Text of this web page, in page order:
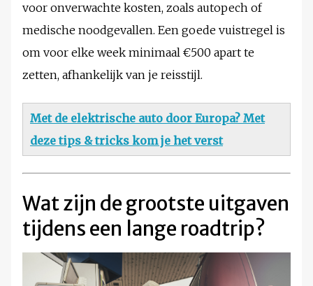
voor onverwachte kosten, zoals autopech of
medische noodgevallen. Een goede vuistregel is
om voor elke week minimaal €500 apart te
zetten, afhankelijk van je reisstijl.
Met de elektrische auto door Europa? Met
deze tips & tricks kom je het verst
Wat zijn de grootste uitgaven
tijdens een lange roadtrip?